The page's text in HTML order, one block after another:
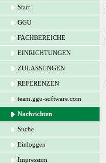
Start
GGU
FACHBEREICHE
EINRICHTUNGEN
ZULASSUNGEN
REFERENZEN
team.ggu-software.com
Nachrichten
Suche
Einloggen
Impressum